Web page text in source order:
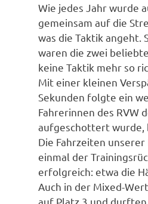
Wie jedes Jahr wurde
gemeinsam auf die
was die Taktik angeht.
waren die zwei
keine Taktik mehr so
Mit einer kleinen
Sekunden folgte ein
Fahrerinnen des RVW
aufgeschottert wurde,
Die Fahrzeiten
einmal der
erfolgreich: etwa die
Auch in der Mixed-
auf Platz 3 und durften